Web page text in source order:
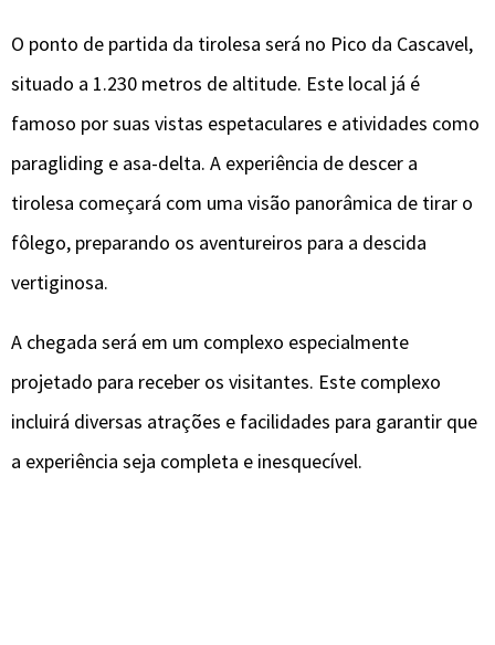
O ponto de partida da tirolesa será no Pico da Cascavel,
situado a 1.230 metros de altitude. Este local já é
famoso por suas vistas espetaculares e atividades como
paragliding e asa-delta. A experiência de descer a
tirolesa começará com uma visão panorâmica de tirar o
fôlego, preparando os aventureiros para a descida
vertiginosa.
A chegada será em um complexo especialmente
projetado para receber os visitantes. Este complexo
incluirá diversas atrações e facilidades para garantir que
a experiência seja completa e inesquecível.